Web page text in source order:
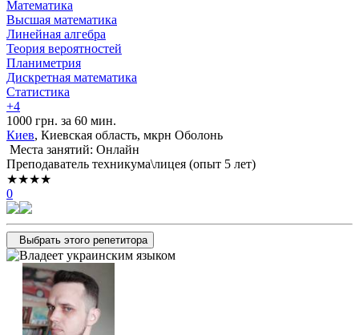
Математика
Высшая математика
Линейная алгебра
Теория вероятностей
Планиметрия
Дискретная математика
Статистика
+4
1000 грн. за 60 мин.
Киев, Киевская область, мкрн Оболонь
Места занятий: Онлайн
Преподаватель техникума\лицея (опыт 5 лет)
★★★★
0
Выбрать этого репетитора